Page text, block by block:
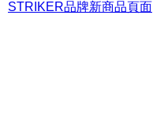
STRIKER品牌新商品頁面